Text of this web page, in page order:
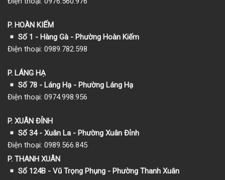
P. HOÀN KIẾM
Số 1 - Hàng Gà - Phường Hoàn Kiếm
Điện thoại: 0989.782.598
P. LÁNG HẠ
Số 78 - Láng Hạ - Phường Láng Hạ
Điện thoại: 0974.998.956
P. XUÂN ĐỈNH
Số 34 - Xuân La - Phường Xuân Đỉnh
Điện thoại: 0989.566.845
P. THANH XUÂN
Số 124B - Vũ Trọng Phụng - Phường Thanh Xuân